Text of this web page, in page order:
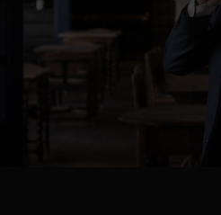
Digital
Styling og